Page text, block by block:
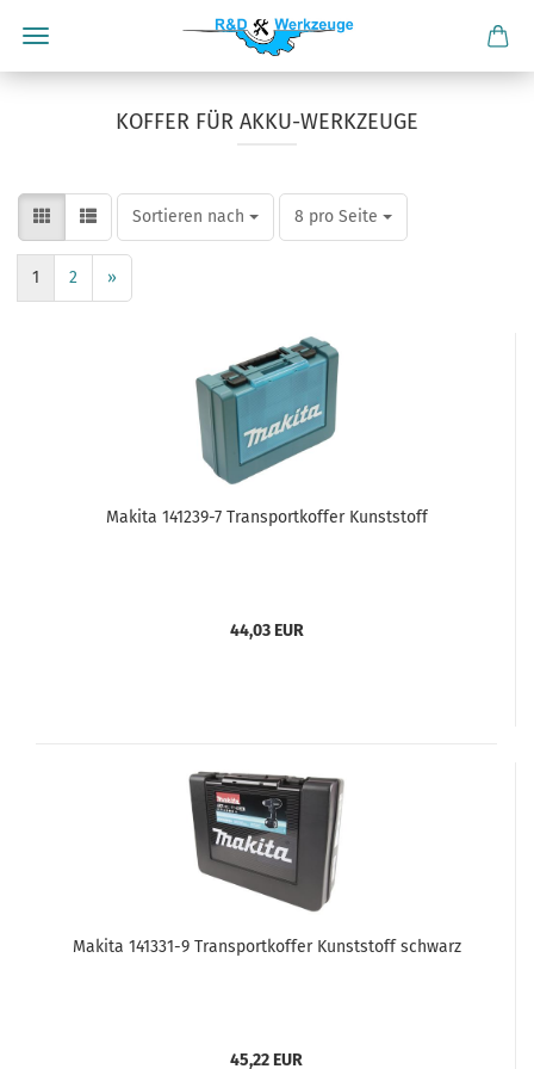
KOFFER FÜR AKKU-WERKZEUGE
Sortieren nach
Sortieren nach 8 pro Seite
pro Seite
1 2 »
Makita 141239-7 Transportkoffer Kunststoff
44,03 EUR
Makita 141331-9 Transportkoffer Kunststoff schwarz
45,22 EUR